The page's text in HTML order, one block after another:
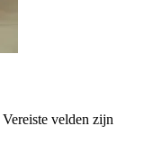
velden zijn